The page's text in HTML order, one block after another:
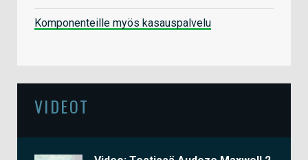
Komponenteille myös kasauspalvelu
VIDEOT